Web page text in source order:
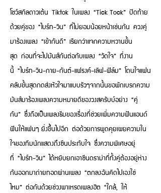
โชว์สกิลดาวเต้น Tiktok ในเพลง “Tick Tock” ปิดท้าย
ด้วยคู่ของ “ไบร์ท-วิน” ที่ไม่ยอมน้อยหน้าเช่นกัน ควงคู่
มาร้องเพลง “เข้ากันดี” เรียกว่าแจกความหวานขั้น
สุด ก่อนที่จะไปมันส์กันต่อกับเพลง “วัดใจ” ที่งาน
นี้ “ไบร์ท-วิน-กาย-กันต์-แฟรงค์-เลิฟ-ฟิล์ม” โดนใจแฟน
คลับขั้นสุดกดส่งหัวใจมาแบบรัวๆจากนั้นขอพักเบรกความ
มันส์มาร้องเพลงความหมายดีของวงสครับบ์อย่าง “คู่
กัน” ซึ่งถือเป็นเพลงธีมของเรื่องที่ช่วยเพิ่มความฟันแอนด์
ฟินให้แฟนๆ ยิ่งขึ้นไปอีก ต่อด้วยการพูดคุยเผยความใน
ใจของทีมนักแสดงถึงซีนประทับใจ ซึ่งความพิเศษอยู่
ที่ “ไบร์ท-วิน” ได้หยิบยกเอาซีนดราม่าที่ทั้งคู่ต้องอยู่ห่าง
กันออกมาถ่ายทอดผ่านเพลง “ตกลงฉันคิดไปเองใช่
ไหม” ต่อกันด้วยช่วงพาเหรดเพลงฮิต “ใกล้, ให้